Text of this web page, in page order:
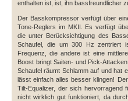
enthalten ist, ist, ihn bassfreundlicher
Der Basskompressor verfügt über
Tone-Reglers im MKII. Es verfügt
die unter Berücksichtigung des
Schaufel, die um 300 Hz zentriert
Frequenz, die andere ist eine
Boost bringt Saiten- und Pick-
Schaufel räumt Schlamm auf und hat
lässt einfach alles besser klingen!
Tilt-Equalizer, der sich hervorragend
nicht wirklich gut funktioniert, da